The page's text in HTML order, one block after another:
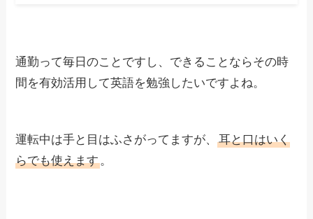
通勤って毎日のことですし、できることならその時
間を有効活用して英語を勉強したいですよね。
運転中は手と目はふさがってますが、耳と口はいく
らでも使えます。